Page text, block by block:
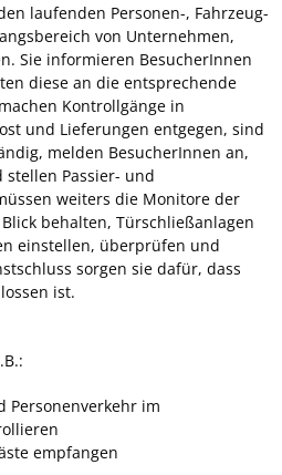
laufenden Personen-, Fahrzeug-
von Unternehmen,
Sie informieren BesucherInnen
diese an die entsprechende
Kontrollgänge in
und Lieferungen entgegen, sind
melden BesucherInnen an,
Passier- und
weiters die Monitore der
behalten, Türschließanlagen
einstellen, überprüfen und
sorgen sie dafür, dass
ist.
Personenverkehr im
empfangen